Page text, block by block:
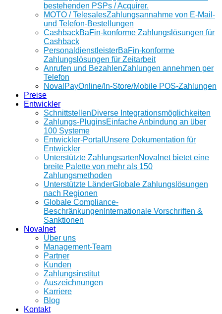
bestehenden PSPs / Acquirer.
MOTO / TelesalesZahlungsannahme von E-Mail-
und Telefon-Bestellungen
CashbackBaFin-konforme Zahlungslösungen für
Cashback
PersonaldienstleisterBaFin-konforme
Zahlungslösungen für Zeitarbeit
Anrufen und BezahlenZahlungen annehmen per
Telefon
NovalPayOnline/In-Store/Mobile POS-Zahlungen
Preise
Entwickler
SchnittstellenDiverse Integrationsmöglichkeiten
Zahlungs-PluginsEinfache Anbindung an über
100 Systeme
Entwickler-Portal Unsere Dokumentation für
Entwickler
Unterstützte ZahlungsartenNovalnet bietet eine
breite Palette von mehr als 150
Zahlungsmethoden
Unterstützte LänderGlobale Zahlungslösungen
nach Regionen
Globale Compliance-
Beschränkungen Internationale Vorschriften &
Sanktionen
Novalnet
Über uns
Management-Team
Partner
Kunden
Zahlungsinstitut
Auszeichnungen
Karriere
Blog
Kontakt